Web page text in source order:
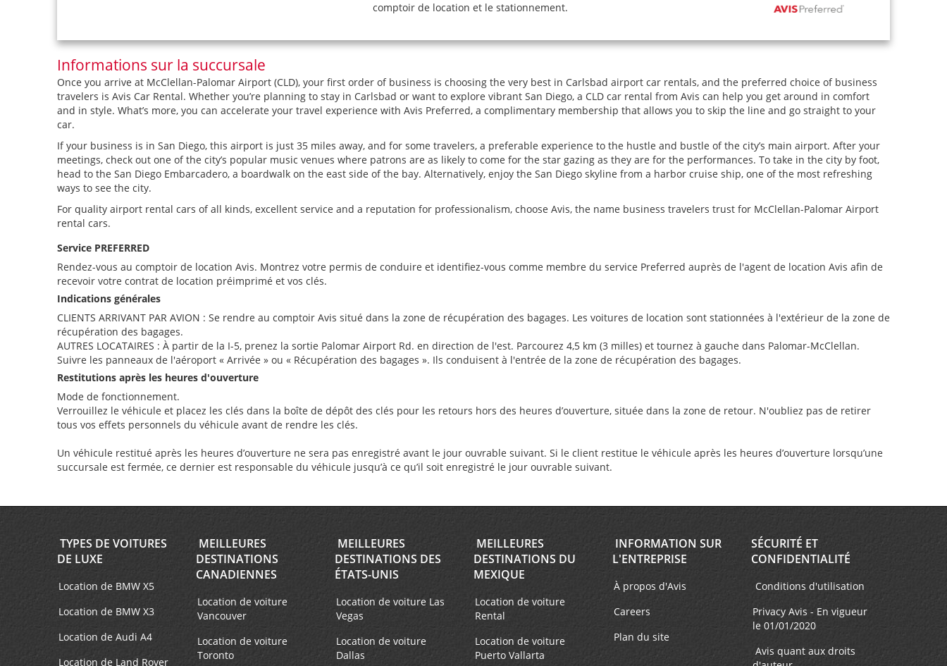
comptoir de location et le stationnement.
Informations sur la succursale
Once you arrive at McClellan-Palomar Airport (CLD), your first order of business is choosing the very best in Carlsbad airport car rentals, and the preferred choice of business
travelers is Avis Car Rental. Whether you’re planning to stay in Carlsbad or want to explore vibrant San Diego, a CLD car rental from Avis can help you get around in comfort
and in style. What’s more, you can accelerate your travel experience with Avis Preferred, a complimentary membership that allows you to skip the line and go straight to your
car.
If your business is in San Diego, this airport is just 35 miles away, and for some travelers, a preferable experience to the hustle and bustle of the city’s main airport. After your
meetings, check out one of the city’s popular music venues where patrons are as likely to come for the star gazing as they are for the performances. To take in the city by foot,
head to the San Diego Embarcadero, a boardwalk on the east side of the bay. Alternatively, enjoy the San Diego skyline from a harbor cruise ship, one of the most refreshing
ways to see the city.
For quality airport rental cars of all kinds, excellent service and a reputation for professionalism, choose Avis, the name business travelers trust for McClellan-Palomar Airport
rental cars.
Service PREFERRED
Rendez-vous au comptoir de location Avis. Montrez votre permis de conduire et identifiez-vous comme membre du service Preferred auprès de l'agent de location Avis afin de
recevoir votre contrat de location préimprimé et vos clés.
Indications générales
CLIENTS ARRIVANT PAR AVION : Se rendre au comptoir Avis situé dans la zone de récupération des bagages. Les voitures de location sont stationnées à l'extérieur de la zone de
récupération des bagages.
AUTRES LOCATAIRES : À partir de la I-5, prenez la sortie Palomar Airport Rd. en direction de l'est. Parcourez 4,5 km (3 milles) et tournez à gauche dans Palomar-McClellan.
Suivre les panneaux de l'aéroport « Arrivée » ou « Récupération des bagages ». Ils conduisent à l'entrée de la zone de récupération des bagages.
Restitutions après les heures d'ouverture
Mode de fonctionnement.
Verrouillez le véhicule et placez les clés dans la boîte de dépôt des clés pour les retours hors des heures d’ouverture, située dans la zone de retour. N'oubliez pas de retirer
tous vos effets personnels du véhicule avant de rendre les clés.
Un véhicule restitué après les heures d’ouverture ne sera pas enregistré avant le jour ouvrable suivant. Si le client restitue le véhicule après les heures d’ouverture lorsqu’une
succursale est fermée, ce dernier est responsable du véhicule jusqu’à ce qu’il soit enregistré le jour ouvrable suivant.
TYPES DE VOITURES
DE LUXE
Location de BMW X5
Location de BMW X3
Location de Audi A4
Location de Land Rover
MEILLEURES
DESTINATIONS
CANADIENNES
Location de voiture
Vancouver
Location de voiture
Toronto
MEILLEURES
DESTINATIONS DES
ÉTATS-UNIS
Location de voiture Las
Vegas
Location de voiture
Dallas
MEILLEURES
DESTINATIONS DU
MEXIQUE
Location de voiture
Rental
Location de voiture
Puerto Vallarta
INFORMATION SUR
L'ENTREPRISE
À propos d'Avis
Careers
Plan du site
SÉCURITÉ ET
CONFIDENTIALITÉ
Conditions d'utilisation
Privacy Avis - En vigueur
le 01/01/2020
Avis quant aux droits